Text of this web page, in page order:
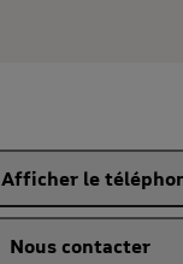
Afficher le
Nous contacter